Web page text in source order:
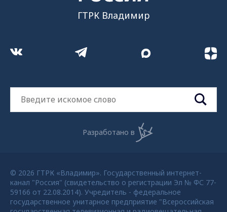
ГТРК Владимир
Разработано в
© 2026 ГТРК «Владимир». Государственный интернет-
канал "Россия" (свидетельство о регистрации Эл № ФС 77-
59166 от 22.08.2014). Учредитель - федеральное
государственное унитарное предприятие "Всероссийская